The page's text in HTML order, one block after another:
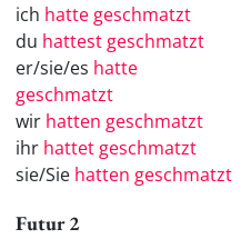
ich hatte geschmatzt
du hattest geschmatzt
er/sie/es hatte
geschmatzt
wir hatten geschmatzt
ihr hattet geschmatzt
sie/Sie hatten geschmatzt
Futur 2